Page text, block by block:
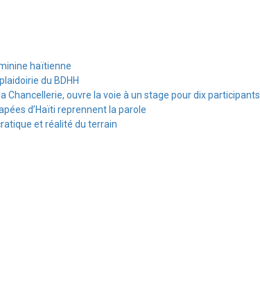
haïtienne
du BDHH
Chancellerie, ouvre la voie à un stage pour dix participants
d’Haïti reprennent la parole
et réalité du terrain